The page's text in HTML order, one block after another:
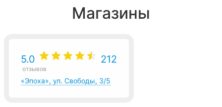
Магазины
5.0 212
отзывов
«Эпоха», ул. Свободы, 3/5